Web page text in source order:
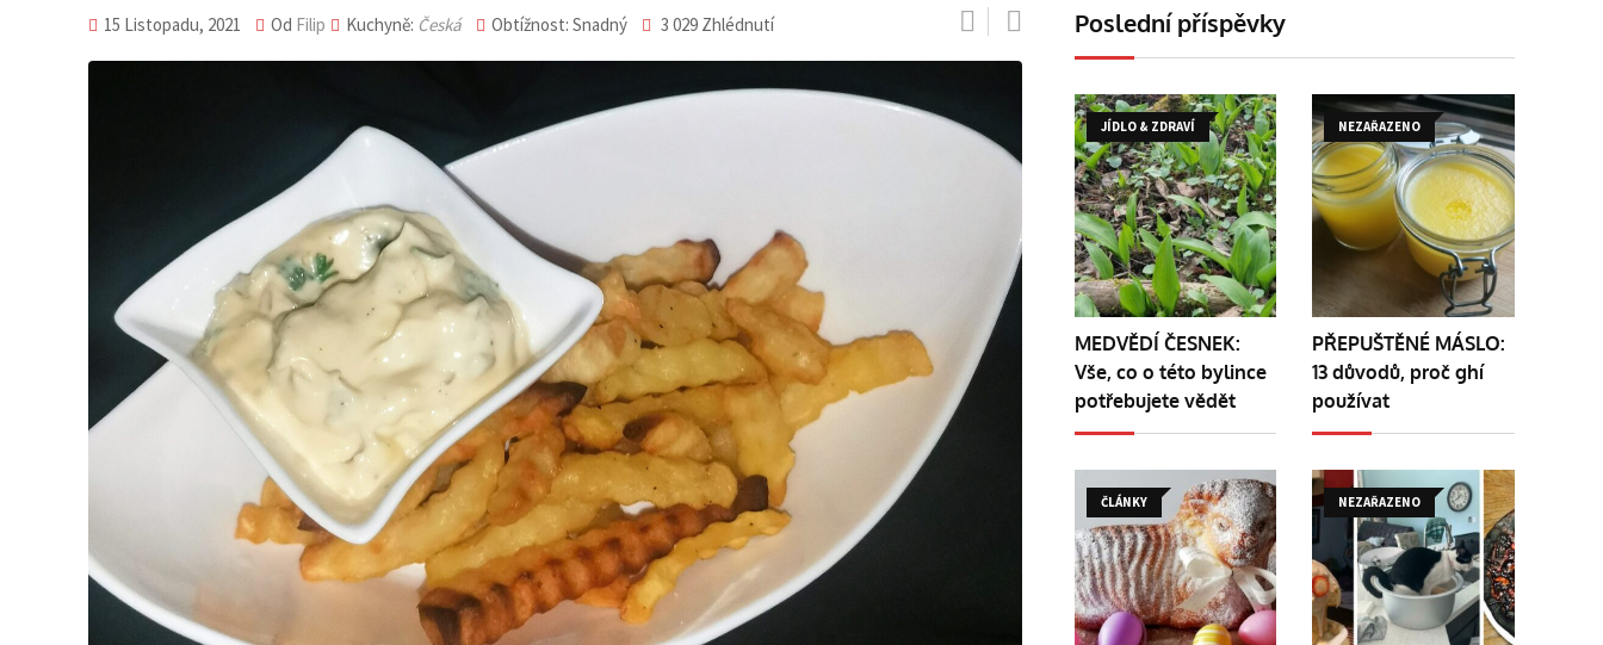
15 Listopadu, 2021 Od Filip Kuchyně: Česká Obtížnost: Snadný 3 029 Zhlédnutí Poslední příspěvky
JÍDLO & ZDRAVÍ
MEDVĚDÍ ČESNEK:
Vše, co o této bylince
potřebujete vědět
NEZAŘAZENO
PŘEPUŠTĚNÉ MÁSLO:
13 důvodů, proč ghí
používat
ČLÁNKY NEZAŘAZENO